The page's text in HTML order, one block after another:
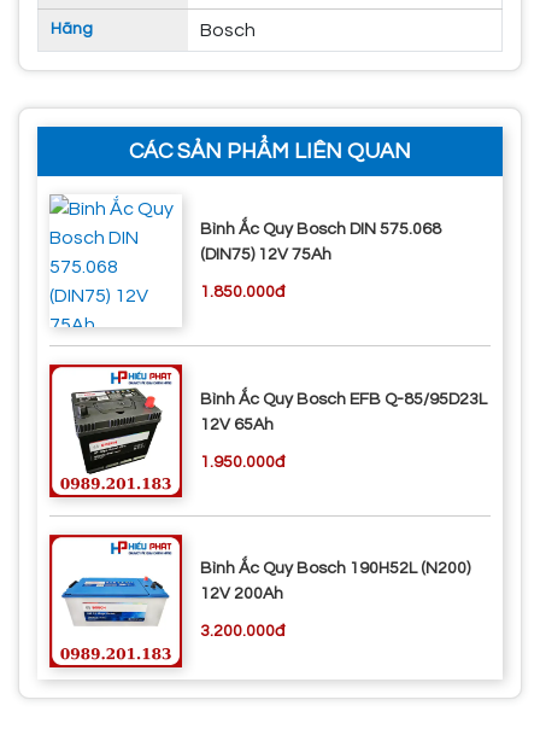
Hãng Bosch
CÁC SẢN PHẨM LIÊN QUAN
Bình Ắc Quy Bosch DIN 575.068
(DIN75) 12V 75Ah
1.850.000đ
Bình Ắc Quy Bosch EFB Q-85/95D23L
12V 65Ah
1.950.000đ
Bình Ắc Quy Bosch 190H52L (N200)
12V 200Ah
3.200.000đ